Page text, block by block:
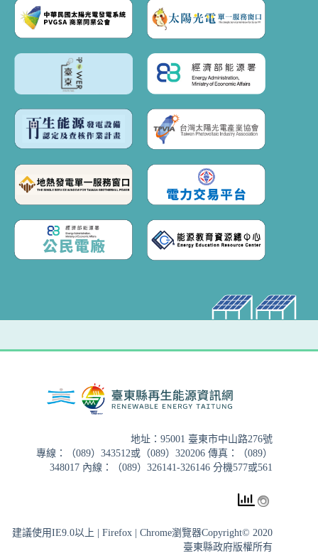
地址：95001 臺東市中山路276號
專線：（089）343512或（089）320206 傳真：（089）
348017 內線：（089）326141-326146 分機577或561
建議使用IE9.0以上 | Firefox | Chrome瀏覽器Copyright© 2020
臺東縣政府版權所有